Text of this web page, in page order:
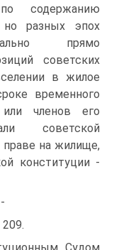
содержанию
но разных эпох
прямо
советских
в жилое
временного
или членов его
советской
праве на жилище,
конституции -